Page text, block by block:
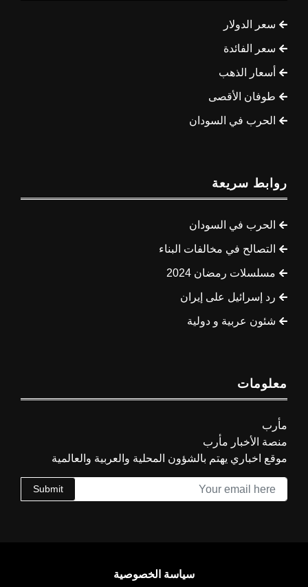
سعر الدولار
سعر الفائدة
أسعار الذهب
طوفان الأقصى
الحرب في السودان
روابط سريعة
الحرب في السودان
التصالح في مخالفات البناء
مسلسلات رمضان 2024
رد إسرائيل على إيران
شئون عربية و دولية
معلومات
مأرب
منصة الأخبار مأرب
موقع اخباري يهتم بالشؤون المحلية والعربية والعالمية
Submit
سياسة الخصوصية